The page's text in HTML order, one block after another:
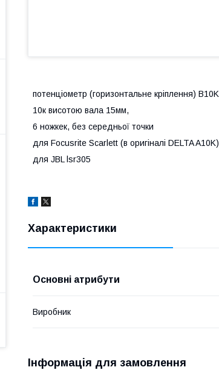
потенціометр (горизонтальне кріплення) B10K
10к висотою вала 15мм,
6 ножкек, без середньої точки
для Focusrite Scarlett (в оригіналі DELTA A10K)
для JBL lsr305
Характеристики
Основні атрибути
Виробник
Інформація для замовлення